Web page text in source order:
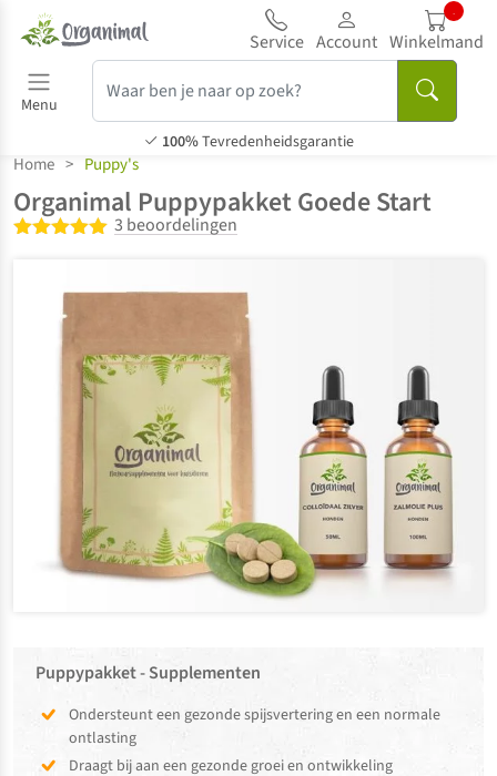
Service Account
...
Winkelmand
Menu
100%Tevredenheidsgarantie
Home > Puppy's
Organimal Puppypakket Goede Start
3 beoordelingen
Puppypakket - Supplementen
Ondersteunt een gezonde spijsvertering en een normale
ontlasting
Draagt bij aan een gezonde groei en ontwikkeling